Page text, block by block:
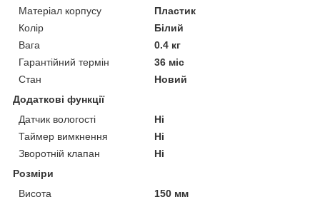
Матеріал корпусу
Пластик
Колір
Білий
Вага
0.4 кг
Гарантійний термін
36 міс
Стан
Новий
Додаткові функції
Датчик вологості
Ні
Таймер вимкнення
Ні
Зворотній клапан
Ні
Розміри
Висота
150 мм